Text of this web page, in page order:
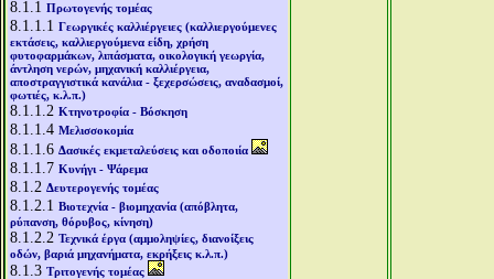
8.1.1 Πρωτογενής τομέας
8.1.1.1 Γεωργικές καλλιέργειες (καλλιεργούμενες
εκτάσεις, καλλιεργούμενα είδη, χρήση
φυτοφαρμάκων, λιπάσματα, οικολογική γεωργία,
άντληση νερών, μηχανική καλλιέργεια,
αποστραγγιστικά κανάλια - ξεχερσώσεις, αναδασμοί,
φωτιές, κ.λ.π.)
8.1.1.2 Κτηνοτροφία - Βόσκηση
8.1.1.4 Μελισσοκομία
8.1.1.6 Δασικές εκμεταλεύσεις και οδοποιία
8.1.1.7 Κυνήγι - Ψάρεμα
8.1.2 Δευτερογενής τομέας
8.1.2.1 Βιοτεχνία - βιομηχανία (απόβλητα,
ρύπανση, θόρυβος, κίνηση)
8.1.2.2 Τεχνικά έργα (αμμοληψίες, διανοίξεις
οδών, βαριά μηχανήματα, εκρήξεις κ.λ.π.)
8.1.3 Τριτογενής τομέας